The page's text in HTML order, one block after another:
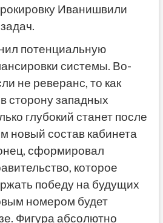
Иванишвили
потенциальную
системы. Во-
не реверанс, то как
сторону западных
глубокий станет после
новый состав кабинета
сформировал
которое
победу на будущих
номером будет
Фигура абсолютно